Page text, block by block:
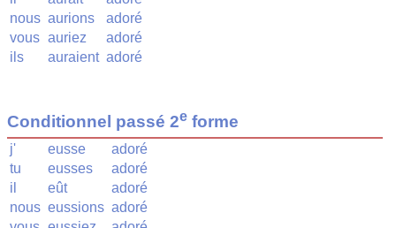
nous aurions
adoré
vous auriez
adoré
ils
auraient adoré
Conditionnel passé 2e forme
j' eusse
adoré
tu
eusses
adoré
il
eût
adoré
nous eussions adoré